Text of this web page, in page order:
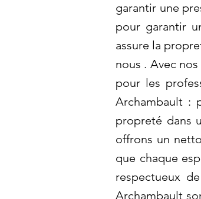
garantir une
pour garantir
assure la
nous . Avec
pour les
Archambault :
propreté dans
offrons un
que chaque
respectueux
Archambault